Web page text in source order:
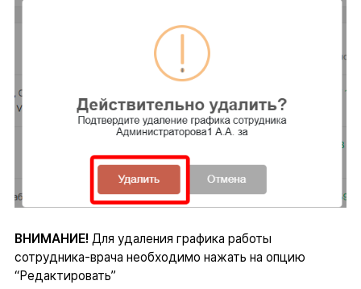
ВНИМАНИЕ! Для удаления графика работы
сотрудника-врача необходимо нажать на опцию
“Редактировать”